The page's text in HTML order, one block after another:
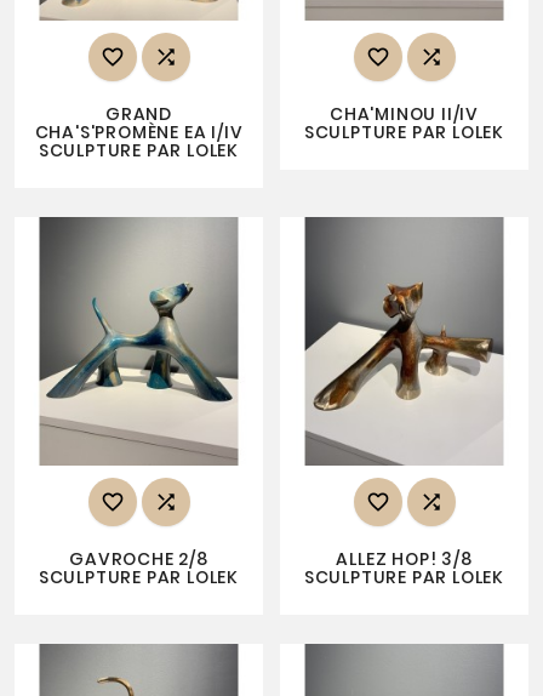
 
GRAND
CHA'S'PROMÈNE EA I/IV
SCULPTURE PAR LOLEK
 
CHA'MINOU II/IV
SCULPTURE PAR LOLEK
 
GAVROCHE 2/8
SCULPTURE PAR LOLEK
 
ALLEZ HOP! 3/8
SCULPTURE PAR LOLEK